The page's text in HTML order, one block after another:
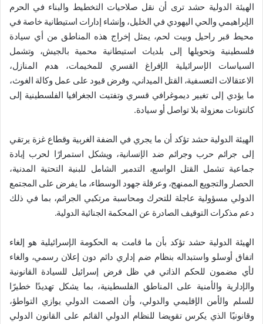
الهيئة الدولية حشد ترى أن نقل صلاحيات التخطيط والبناء في الحرم
الإبراهيمي والحي اليهودي في الخليل، وإنشاء إدارات استيطانية خاصة في
محيط قبر راحيل وبيت لحم، يمثل إخراج هذه المناطق من أي سيادة
فلسطينية وتحويلها إلى بلديات استيطانية محمية بالجيش، وتشمل
السياسات الإسرائيلية الإفراغ القسري للمخيمات، هدم المنازل،
الاعتقالات التعسفية، القتل الميداني، وفرض قيود على عمل وكالة الغوث،
ما يؤدي إلى تغيير ديموغرافي قسري وتفتيت الجغرافيا الفلسطينية إلى
كانتونات معزولة بلا تواصل أو سيادة.
الهيئة الدولية حشد تؤكد أن ما يجري في الضفة الغربية وقطاع غزة يرتقي
إلى جرائم حرب وجرائم ضد الإنسانية، ويشكل استمرارًا لحرب إبادة
جماعية تشمل القتل الواسع، التدمير الشامل للبنية التحتية المدنية،
الحصار والتجويع الممنهج، وعرقلة جهود الوسطاء، ما يفرض على المجتمع
الدولي مسؤولية عاجلة للتحرك ومحاسبة مرتكبي الجرائم، بما في ذلك
دعم مذكرات التوقيف الصادرة عن المحكمة الجنائية الدولية.
الهيئة الدولية حشد تؤكد بأن ما قامت به الحكومة الإسرائيلية هو إلغاء
اتفاق أوسلو واستبداله بنظام ضم إداري دائم دون إعلان رسمي، والغاء
لأي مضمون للحكم الذاتي في ظل فرض إسرائيل للسيادة القانونية
والإدارية والأمنية على المناطق الفلسطينية، بما يشكل تهديدًا خطيرًا
للسلم والأمن الإقليمي والدولي، وأن الصمت الدولي يوازي التواطؤ،
وقانونيًا الذي يكرس تقويضا للنظام الدولي القائم على القانون الدولي